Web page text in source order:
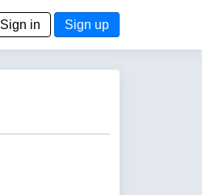
Sign in Sign up